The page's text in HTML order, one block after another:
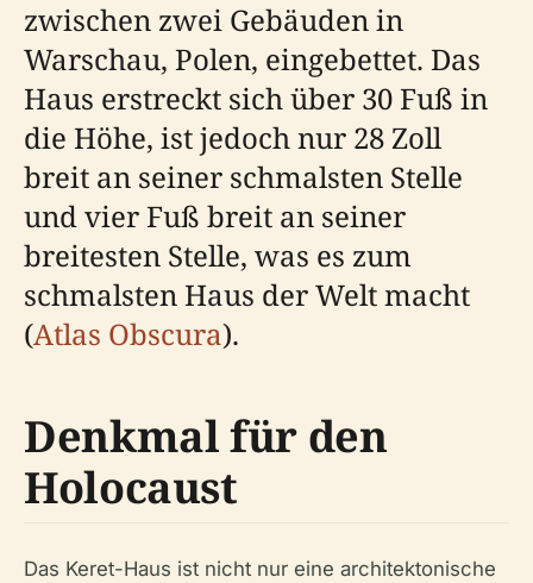
zwischen zwei Gebäuden in
Warschau, Polen, eingebettet. Das
Haus erstreckt sich über 30 Fuß in
die Höhe, ist jedoch nur 28 Zoll
breit an seiner schmalsten Stelle
und vier Fuß breit an seiner
breitesten Stelle, was es zum
schmalsten Haus der Welt macht
(Atlas Obscura).
Denkmal für den
Holocaust
Das Keret-Haus ist nicht nur eine architektonische